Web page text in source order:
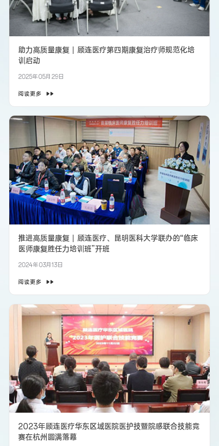
助力高质量康复丨顾连医疗第四期康复治疗师规范化培
训启动
2025年05月29日
阅读更多
推进高质量康复丨顾连医疗、昆明医科大学联办的“临床
医师康复胜任力培训班”开班
2024年03月13日
阅读更多
2023年顾连医疗华东区域医院医护技暨院感联合技能竞
赛在杭州圆满落幕